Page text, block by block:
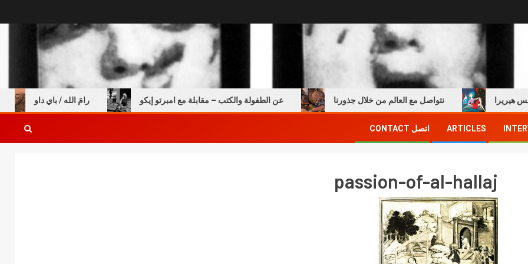
رامَ الله / باي داو عن الطفولة والكتب – مقابلة مع امبرتو إيكو نتواصل مع العالم من خلال جذورنا
ARTICLES اتصل CONTACT
passion-of-al-hallaj